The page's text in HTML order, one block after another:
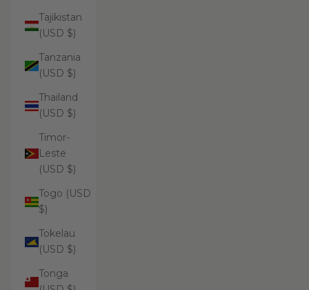
Tajikistan
(USD $)
Tanzania
(USD $)
Thailand
(USD $)
Timor-
Leste
(USD $)
Togo (USD
$)
Tokelau
(USD $)
Tonga